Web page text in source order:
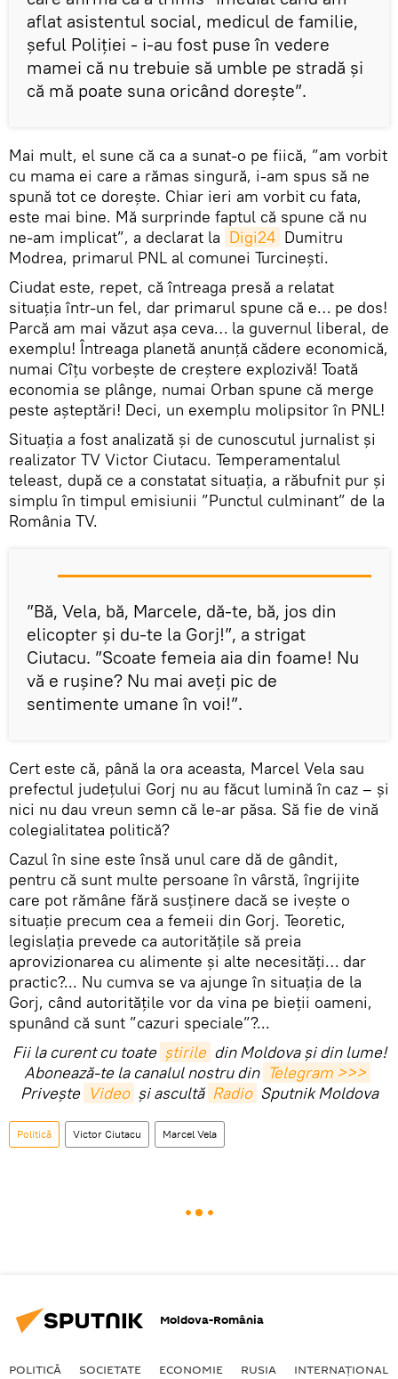
aflat asistentul social, medicul de familie,
șeful Poliției - i-au fost puse în vedere
mamei că nu trebuie să umble pe stradă și
că mă poate suna oricând dorește”.
Mai mult, el sune că ca a sunat-o pe fiică, ”am vorbit
cu mama ei care a rămas singură, i-am spus să ne
spună tot ce dorește. Chiar ieri am vorbit cu fata,
este mai bine. Mă surprinde faptul că spune că nu
ne-am implicat”, a declarat la Digi24 Dumitru
Modrea, primarul PNL al comunei Turcinești.
Ciudat este, repet, că întreaga presă a relatat
situația într-un fel, dar primarul spune că e… pe dos!
Parcă am mai văzut așa ceva… la guvernul liberal, de
exemplu! Întreaga planetă anunță cădere economică,
numai Cîțu vorbește de creștere explozivă! Toată
economia se plânge, numai Orban spune că merge
peste așteptări! Deci, un exemplu molipsitor în PNL!
Situația a fost analizată și de cunoscutul jurnalist și
realizator TV Victor Ciutacu. Temperamentalul
teleast, după ce a constatat situația, a răbufnit pur și
simplu în timpul emisiunii ”Punctul culminant” de la
România TV.
”Bă, Vela, bă, Marcele, dă-te, bă, jos din
elicopter şi du-te la Gorj!”, a strigat
Ciutacu. ”Scoate femeia aia din foame! Nu
vă e ruşine? Nu mai aveţi pic de
sentimente umane în voi!”.
Cert este că, până la ora aceasta, Marcel Vela sau
prefectul județului Gorj nu au făcut lumină în caz – și
nici nu dau vreun semn că le-ar păsa. Să fie de vină
colegialitatea politică?
Cazul în sine este însă unul care dă de gândit,
pentru că sunt multe persoane în vârstă, îngrijite
care pot rămâne fără susținere dacă se ivește o
situație precum cea a femeii din Gorj. Teoretic,
legislația prevede ca autoritățile să preia
aprovizionarea cu alimente și alte necesități… dar
practic?... Nu cumva se va ajunge în situația de la
Gorj, când autoritățile vor da vina pe bieții oameni,
spunând că sunt ”cazuri speciale”?...
Fii la curent cu toate știrile din Moldova și din lume!
Abonează-te la canalul nostru din Telegram >>>
Privește Video și ascultă Radio Sputnik Moldova
Politică Victor Ciutacu Marcel Vela
Moldova-România
POLITICĂ SOCIETATE ECONOMIE RUSIA INTERNAŢIONAL